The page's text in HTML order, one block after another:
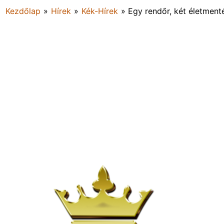
Kezdőlap » Hírek » Kék-Hírek » Egy rendőr, két